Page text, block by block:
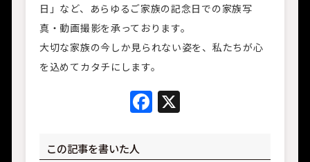
日」など、あらゆるご家族の記念日での家族写
真・動画撮影を承っております。
大切な家族の今しか見られない姿を、私たちが心
を込めてカタチにします。
Facebook
この記事を書いた人